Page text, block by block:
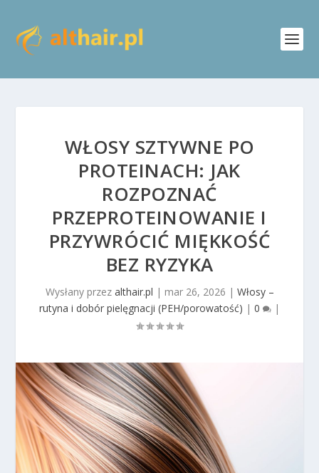
WŁOSY SZTYWNE PO
PROTEINACH: JAK
ROZPOZNAĆ
PRZEPROTEINOWANIE I
PRZYWRÓCIĆ MIĘKKOŚĆ
BEZ RYZYKA
Wysłany przez althair.pl | mar 26, 2026 | Włosy –
rutyna i dobór pielęgnacji (PEH/porowatość) | 0 |